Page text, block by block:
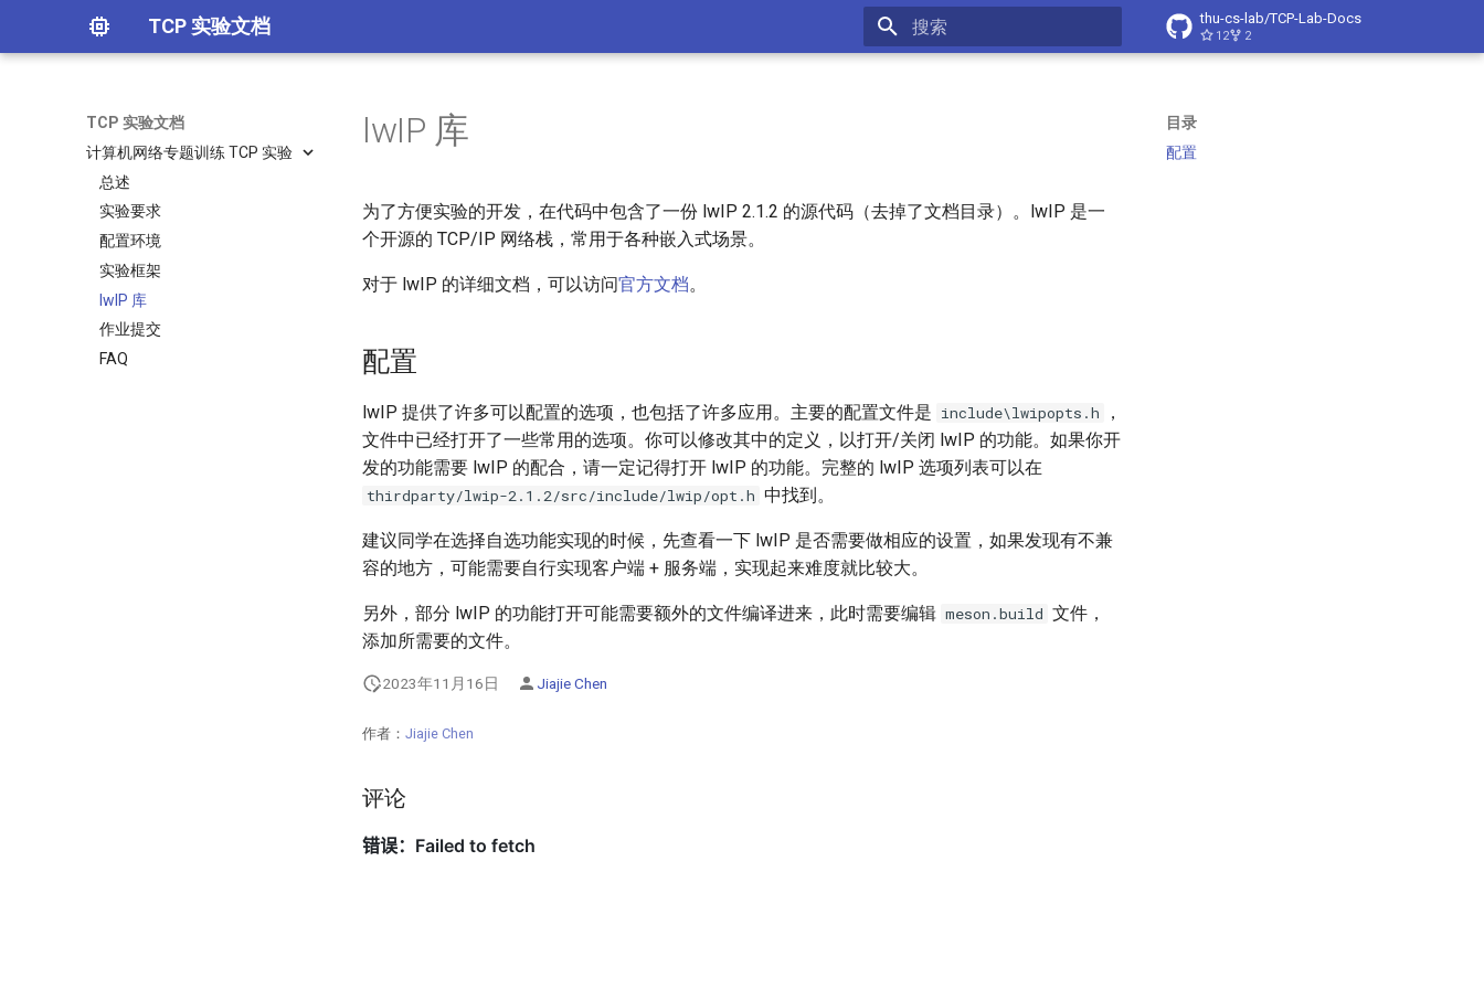
TCP 实验文档 thu-cs-lab/TCP-Lab-Docs
12 2
TCP 实验文档
计算机网络专题训练 TCP 实验
总述
实验要求
配置环境
实验框架
lwIP 库
作业提交
FAQ
目录
配置
lwIP 库
为了方便实验的开发，在代码中包含了一份 lwIP 2.1.2 的源代码（去掉了文档目录）。lwIP 是一
个开源的 TCP/IP 网络栈，常用于各种嵌入式场景。
对于 lwIP 的详细文档，可以访问官方文档。
配置
lwIP 提供了许多可以配置的选项，也包括了许多应用。主要的配置文件是 include\lwipopts.h
，
文件中已经打开了一些常用的选项。你可以修改其中的定义，以打开/关闭 lwIP 的功能。如果你开
发的功能需要 lwIP 的配合，请一定记得打开 lwIP 的功能。完整的 lwIP 选项列表可以在
thirdparty/lwip-2.1.2/src/include/lwip/opt.h 中找到。
建议同学在选择自选功能实现的时候，先查看一下 lwIP 是否需要做相应的设置，如果发现有不兼
容的地方，可能需要自行实现客户端 + 服务端，实现起来难度就比较大。
另外，部分 lwIP 的功能打开可能需要额外的文件编译进来，此时需要编辑 meson.build 文件，
添加所需要的文件。
2023年11月16日 Jiajie Chen
作者： Jiajie Chen
评论